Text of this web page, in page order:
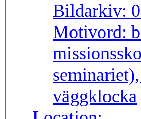
Bildarkiv:
Motivord:
väggklocka